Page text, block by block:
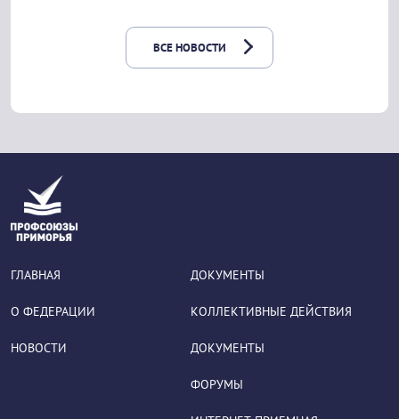
ВСЕ НОВОСТИ
ГЛАВНАЯ
О ФЕДЕРАЦИИ
НОВОСТИ
ДОКУМЕНТЫ
КОЛЛЕКТИВНЫЕ ДЕЙСТВИЯ
ДОКУМЕНТЫ
ФОРУМЫ